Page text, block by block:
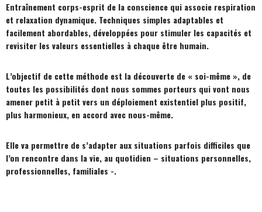
Entraînement corps-esprit de la conscience qui associe respiration
et relaxation dynamique. Techniques simples adaptables et
facilement abordables, développées pour stimuler les capacités et
revisiter les valeurs essentielles à chaque être humain.
L’objectif de cette méthode est la découverte de « soi-même », de
toutes les possibilités dont nous sommes porteurs qui vont nous
amener petit à petit vers un déploiement existentiel plus positif,
plus harmonieux, en accord avec nous-même.
Elle va permettre de s’adapter aux situations parfois difficiles que
l’on rencontre dans la vie, au quotidien – situations personnelles,
professionnelles, familiales -.